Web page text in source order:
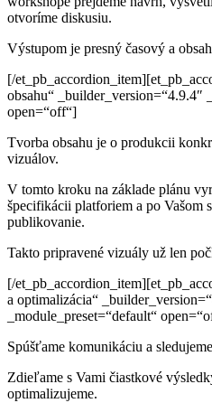
otvoríme diskusiu.
Výstupom je presný časový a
[/
obsahu“ _builder_version=“4.9.4″
open=“off“]
Tvorba obsahu je o produkcii
vizuálov.
V tomto kroku na základe plánu
špecifikácii platforiem a po Vašom
publikovanie.
Takto pripravené vizuály už len
[/
a optimalizácia“
_module_preset=“default“
Spúšťame komunikáciu a
Zdieľame s Vami čiastkové
optimalizujeme.